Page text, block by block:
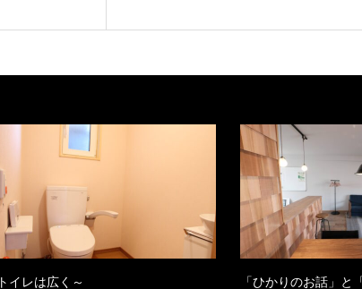
トイレは広く～ 「ひかりのお話」と